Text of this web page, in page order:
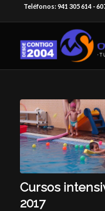
Teléfonos: 941 305 614 -
Cursos
2017